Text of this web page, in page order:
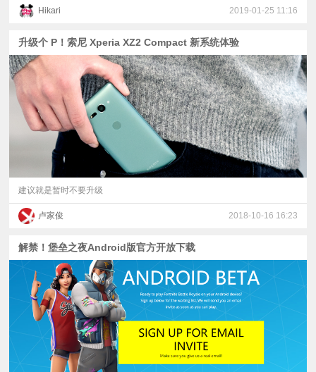
Hikari 2019-01-25 11:16
升级个 P！索尼 Xperia XZ2 Compact 新系统体验
建议就是暂时不要升级
卢家俊 2018-10-16 16:23
解禁！堡垒之夜Android版官方开放下载